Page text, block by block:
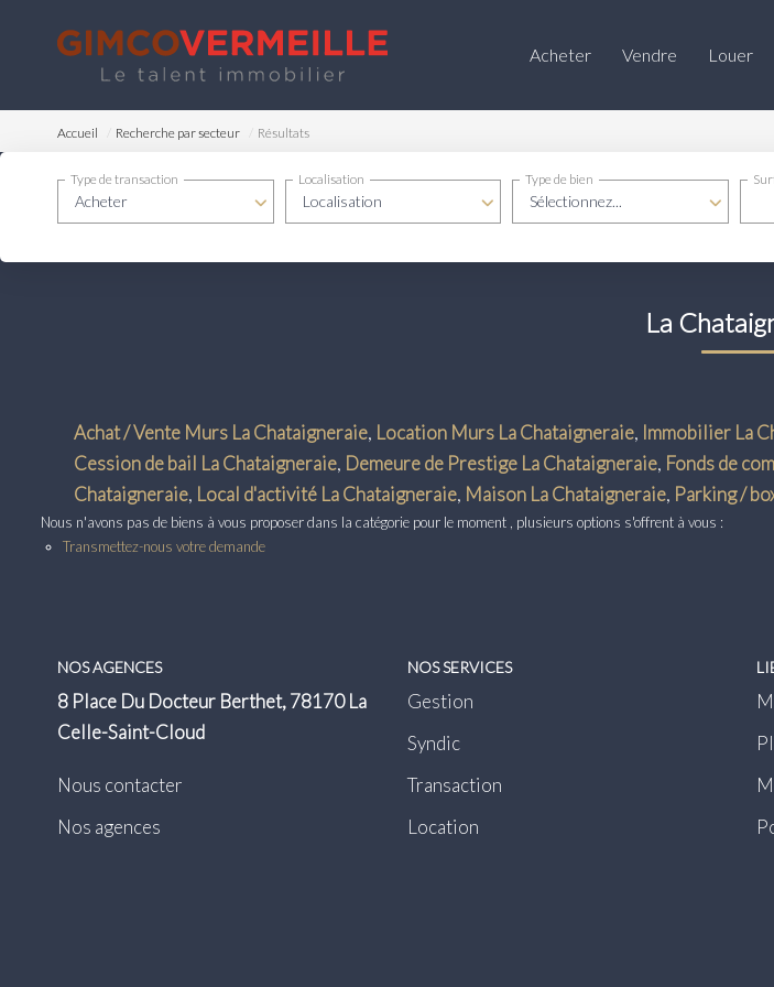
Acheter Vendre Louer
Accueil Recherche par secteur Résultats
Acheter
Type de transaction
Localisation
Localisation
Sélectionnez...
Type de bien
La
Achat / Vente Murs La Chataigneraie, Location Murs La Chataigneraie, Immobilier La
Cession de bail La Chataigneraie, Demeure de Prestige La Chataigneraie, Fonds de
Chataigneraie, Local d'activité La Chataigneraie, Maison La Chataigneraie, Parking /
Nous n'avons pas de biens à vous proposer dans la catégorie pour le moment , plusieurs options s'offrent à vous :
Transmettez-nous votre demande
NOS AGENCES
8 Place Du Docteur Berthet, 78170 La
Celle-Saint-Cloud
Nous contacter
Nos agences
NOS SERVICES
Gestion
Syndic
Transaction
Location